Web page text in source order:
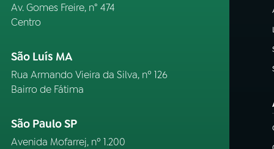
Av. Gomes Freire, n° 474
Centro
São Luís MA
Rua Armando Vieira da Silva, nº 126
Bairro de Fátima
São Paulo SP
Avenida Mofarrej, nº 1.200